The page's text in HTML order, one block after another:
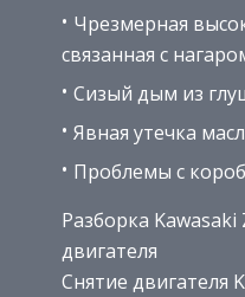
Чрезмерная
связанная с
Сизый дым из
Явная утечка
Проблемы с
Разборка Kawasaki
двигателя
Снятие двигателя